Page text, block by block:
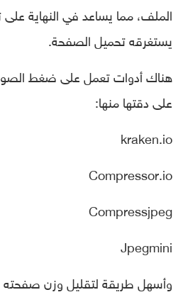
الملف، مما يساعد في النهاية
يستغرقه تحميل الصفحة.
هناك أدوات تعمل على ضغط الصور
على دقتها منها:
kraken.io
Compressor.io
Compressjpeg
Jpegmini
وأسهل طريقة لتقليل وزن